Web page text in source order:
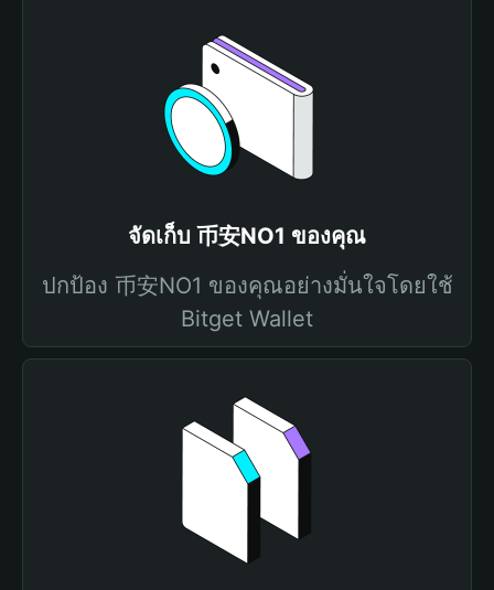
จัดเก็บ 币安NO1 ของคุณ
ปกป้อง 币安NO1 ของคุณอย่างมั่นใจโดยใช้
Bitget Wallet